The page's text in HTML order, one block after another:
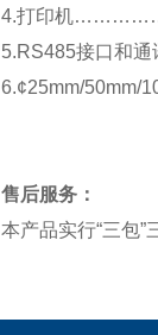
4.打印机
5.RS485接口和通
6.¢25mm/50mm/
售后服务：
本产品实行“三包